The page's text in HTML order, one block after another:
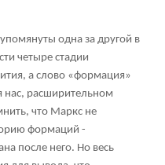
одна за другой в
четыре стадии
а слово «формация»
нас, расширительном
что Маркс не
формаций -
после него. Но весь